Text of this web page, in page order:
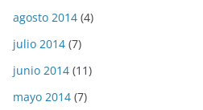
agosto 2014 (4)
julio 2014 (7)
junio 2014 (11)
mayo 2014 (7)